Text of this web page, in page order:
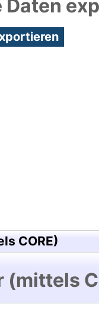
CORE)